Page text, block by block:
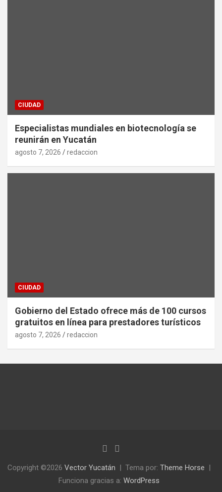
CIUDAD
Especialistas mundiales en biotecnología se
reunirán en Yucatán
agosto 7, 2026 redaccion
CIUDAD
Gobierno del Estado ofrece más de 100 cursos
gratuitos en línea para prestadores turísticos
agosto 7, 2026 redaccion
Copyright ©2026 Vector Yucatán Tema por: Theme Horse
Funciona gracias a: WordPress